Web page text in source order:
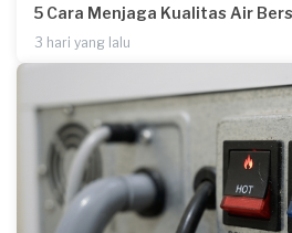
5 Cara Menjaga Kualitas Air
3 hari yang lalu